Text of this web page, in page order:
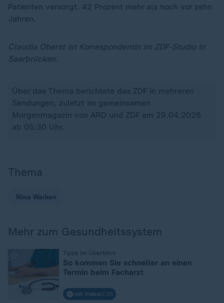
Patienten versorgt. 42 Prozent mehr als noch vor zehn
Jahren.
Claudia Oberst ist Korrespondentin im ZDF-Studio in
Saarbrücken.
Über das Thema berichtete das ZDF in mehreren
Sendungen, zuletzt im gemeinsamen
Morgenmagazin von ARD und ZDF am 29.04.2026
ab 05:30 Uhr.
Thema
Nina Warken
Mehr zum Gesundheitssystem
Tipps im Überblick
So kommen Sie schneller an einen
Termin beim Facharzt
mit Video0:25